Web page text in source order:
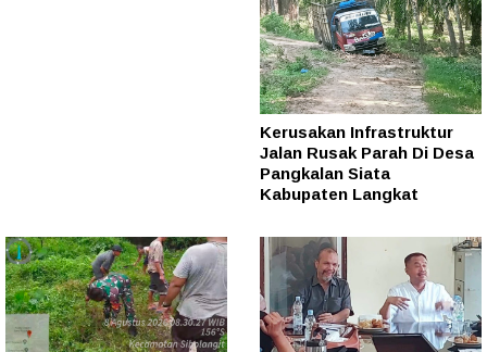
Kerusakan Infrastruktur
Jalan Rusak Parah Di Desa
Pangkalan Siata
Kabupaten Langkat